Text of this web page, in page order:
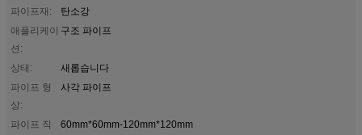
파이프재:
탄소강
애플리케이
션:
구조 파이프
상태:
새롭습니다
파이프 형
상:
사각 파이프
파이프 직
60mm*60mm-120mm*120mm